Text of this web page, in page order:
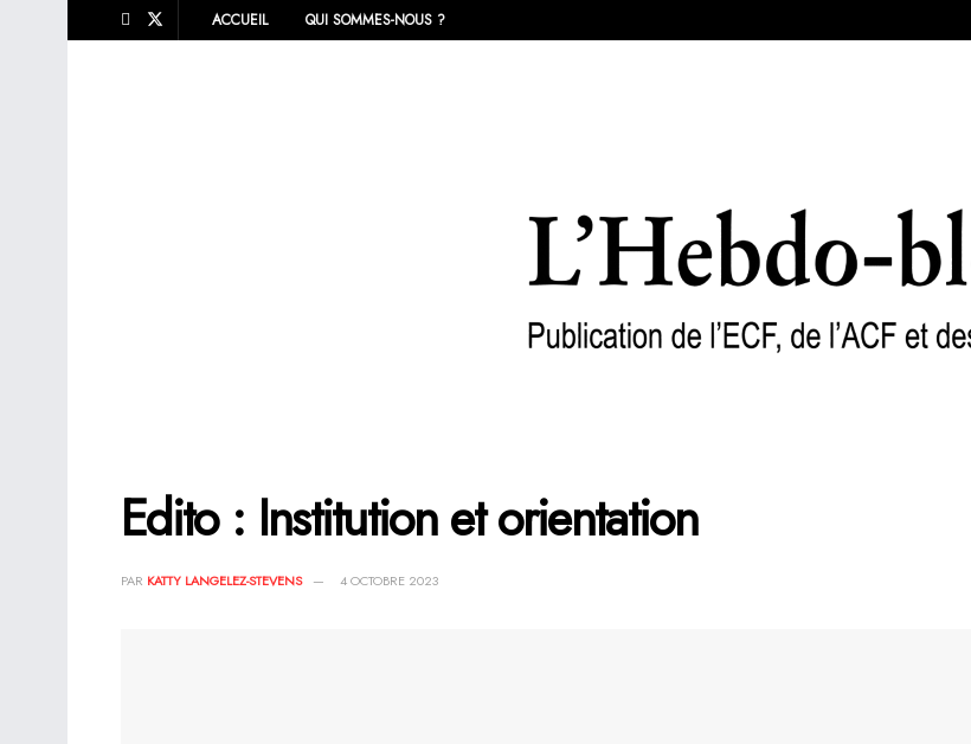
ACCUEIL QUI SOMMES-NOUS ?
Edito : Institution et orientation
PAR KATTY LANGELEZ-STEVENS 4 OCTOBRE 2023